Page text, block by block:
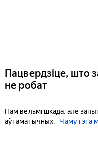
Пацвердзіце, што
не робат
Нам вельмі шкада, але
аўтаматычных.
Чаму гэта